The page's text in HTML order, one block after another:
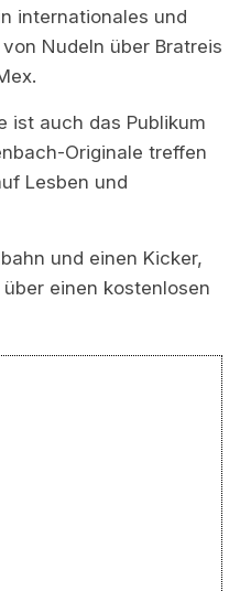
internationales und
Nudeln über Bratreis
ist auch das Publikum
Originale treffen
Lesben und
und einen Kicker,
einen kostenlosen